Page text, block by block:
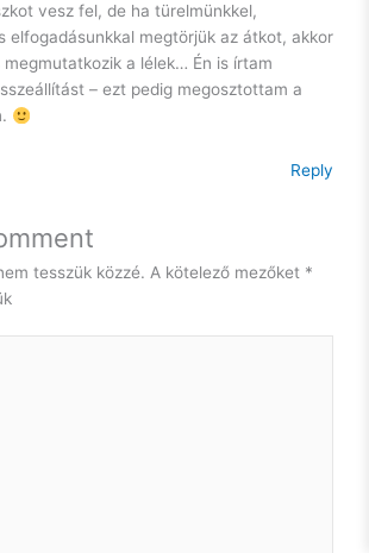
vesz fel, de ha türelmünkkel,
elfogadásunkkal megtörjük az átkot, akkor
megmutatkozik a lélek… Én is írtam
– ezt pedig megosztottam a
Reply
tesszük közzé. A kötelező mezőket *